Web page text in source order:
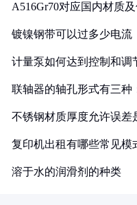
A516Gr70对应国内材质
镀镍钢带可以过多少电流
计量泵如何达到控制和调
联轴器的轴孔形式有三种
不锈钢材质厚度允许误差
复印机出租有哪些常见模
溶于水的润滑剂的种类